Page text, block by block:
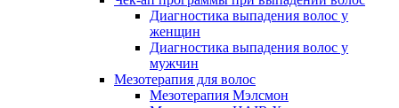
Диагностика выпадения волос у
женщин
Диагностика выпадения волос у
мужчин
Мезотерапия для волос
Мезотерапия Мэлсмон